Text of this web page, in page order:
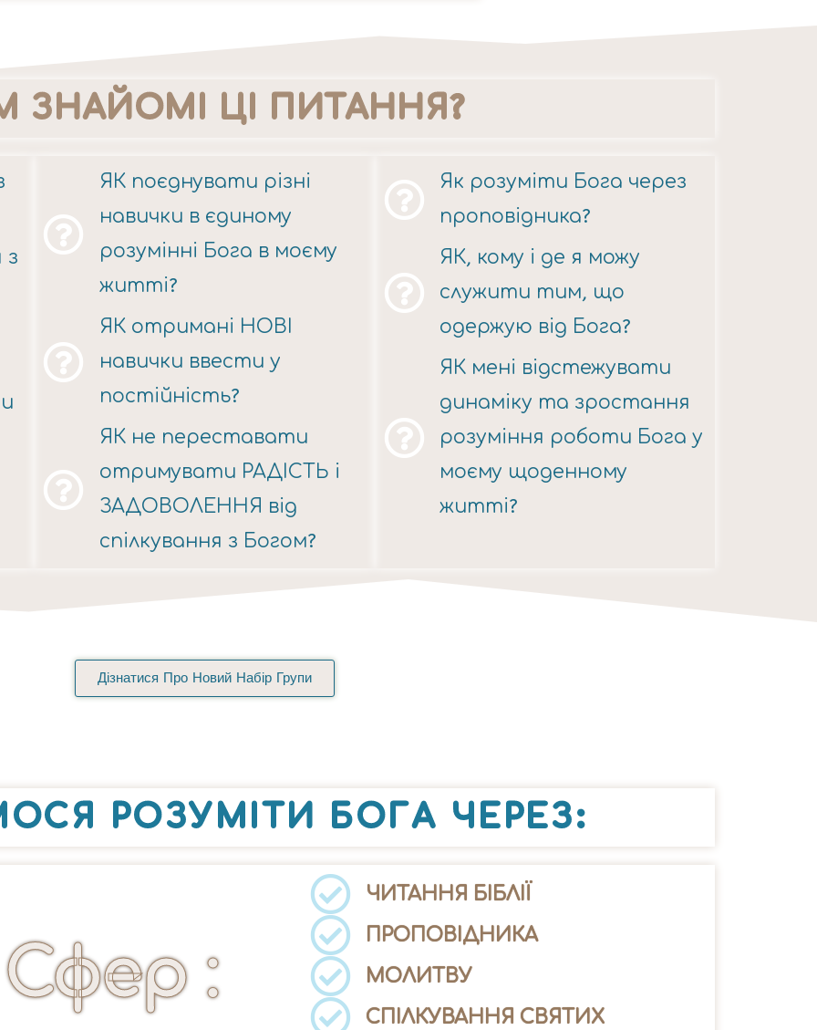
ЗНАЙОМІ ЦІ ПИТАННЯ?
з
ЯК поєднувати різні
навички в єдиному
розумінні Бога в моєму
житті?
ЯК отримані НОВІ
навички ввести у
постійність?
ЯК не переставати
отримувати РАДІСТЬ і
ЗАДОВОЛЕННЯ від
спілкування з Богом?
Як розуміти Бога через
проповідника?
ЯК, кому і де я можу
служити тим, що
одержую від Бога?
ЯК мені відстежувати
динаміку та зростання
розуміння роботи Бога у
моєму щоденному
житті?
Дізнатися Про Новий Набір Групи
РОЗУМІТИ БОГА ЧЕРЕЗ:
Сфер :
ЧИТАННЯ БІБЛІЇ
ПРОПОВІДНИКА
МОЛИТВУ
СПІЛКУВАННЯ СВЯТИХ